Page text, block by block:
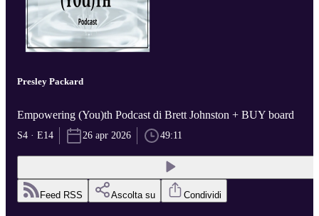
Presley Packard
Empowering (You)th Podcast di Brett Johnston + BUY board
S4 · E14 26 apr 2026 49:11
Feed RSS Ascolta su Condividi